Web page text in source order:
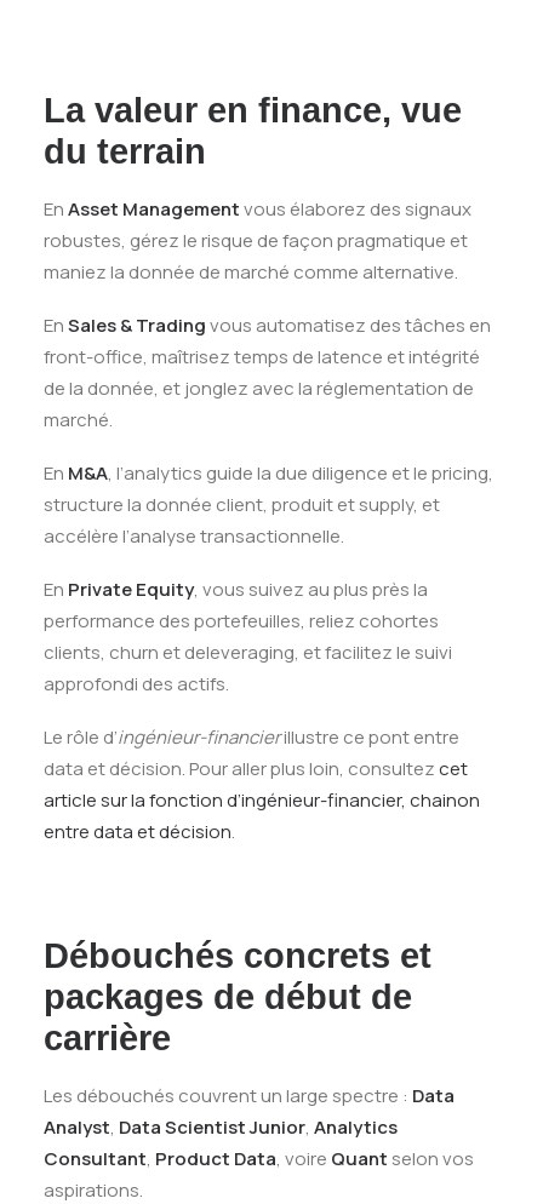
La valeur en finance, vue
du terrain
EnAsset Managementvous élaborez des signaux
robustes, gérez le risque de façon pragmatique et
maniez la donnée de marché comme alternative.
EnSales & Tradingvous automatisez des tâches en
front-office, maîtrisez temps de latence et intégrité
de la donnée, et jonglez avec la réglementation de
marché.
En M&A, l’analytics guide la due diligence et le pricing,
structure la donnée client, produit et supply, et
accélère l’analyse transactionnelle.
En Private Equity, vous suivez au plus près la
performance des portefeuilles, reliez cohortes
clients, churn et deleveraging, et facilitez le suivi
approfondi des actifs.
Le rôle d’ingénieur-financierillustre ce pont entre
data et décision. Pour aller plus loin, consultezcet
article sur la fonction d’ingénieur-financier, chainon
entre data et décision.
Débouchés concrets et
packages de début de
carrière
Les débouchés couvrent un large spectre : Data
Analyst, Data Scientist Junior, Analytics
Consultant, Product Data, voire Quant selon vos
aspirations.